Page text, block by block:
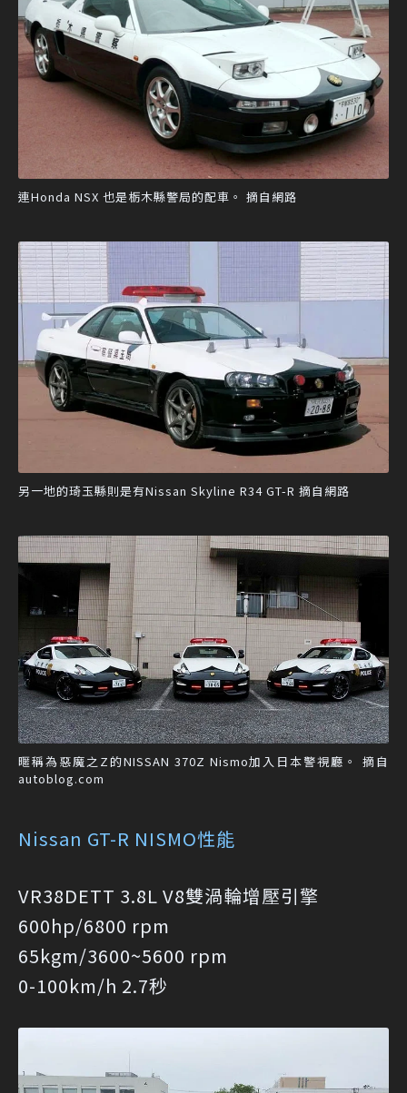
連Honda NSX 也是栃木縣警局的配車。 摘自網路
另一地的琦玉縣則是有Nissan Skyline R34 GT-R 摘自網路
暱稱為惡魔之Z的NISSAN 370Z Nismo加入日本警視廳。 摘自
autoblog.com
Nissan GT-R NISMO性能
VR38DETT 3.8L V8雙渦輪增壓引擎
600hp/6800 rpm
65kgm/3600~5600 rpm
0-100km/h 2.7秒